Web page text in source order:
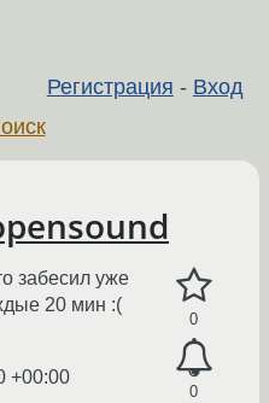
Регистрация - Вход
0
0
забесил уже
20 мин :(
+00:00